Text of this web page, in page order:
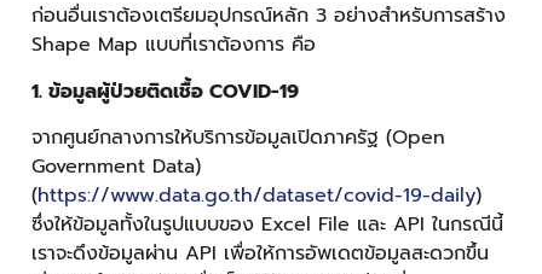
ก่อนอื่นเราต้องเตรียมอุปกรณ์หลัก 3 อย่างสำหรับการสร้าง
Shape Map แบบที่เราต้องการ คือ
1. ข้อมูลผู้ป่วยติดเชื้อ COVID-19
จากศูนย์กลางการให้บริการข้อมูลเปิดภาครัฐ (Open
Government Data)
(https://www.data.go.th/dataset/covid-19-daily)
ซึ่งให้ข้อมูลทั้งในรูปแบบของ Excel File และ API ในกรณีนี้
เราจะดึงข้อมูลผ่าน API เพื่อให้การอัพเดตข้อมูลสะดวกขึ้น